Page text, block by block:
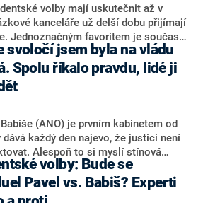
řekl, že počítá s odchodem
z klubu a že Naše Česko není
volby mají uskutečnit až v
kanceláře už delší dobu přijímají
Jednoznačným favoritem je současná
Pavel. Daleko za ním pak bookmakeři
politiky ANO, tedy premiéra
a ministra průmyslu Karla Havlíčka.
samotných sázkařů je poslanec za
Politolog Jan Kubáček nicméně
kohokoliv ze zmíněné trojice
Podle něj současná koalice dosud
by Pavlovi mohla konkurovat.
svoločí jsem byla na vládu
Spolu říkalo pravdu, lidé ji
(ANO) je prvním kabinetem od
dává každý den najevo, že justici není
Alespoň to si myslí stínová
ODS Eva Decroix. V
Prima NEWS si nebrala servítky
výkonu svého nástupce Jeronýma
Pavel vs. Babiš? Experti